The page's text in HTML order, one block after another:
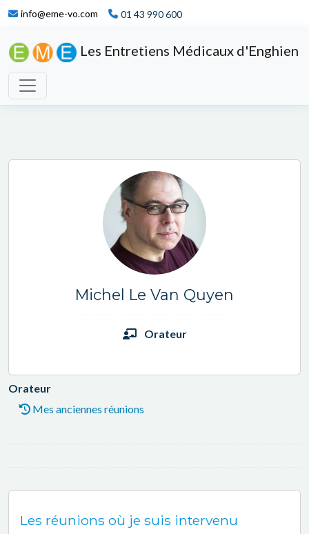
info@eme-vo.com 01 43 990 600
Les Entretiens Médicaux d'Enghien
Michel Le Van Quyen
Orateur
Orateur
Mes anciennes réunions
Les réunions où je suis intervenu